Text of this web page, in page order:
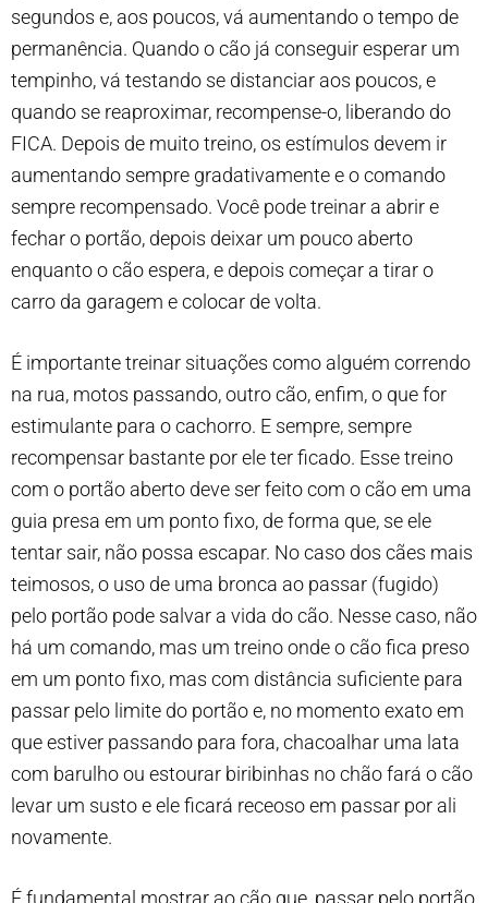
segundos e, aos poucos, vá aumentando o tempo de
permanência. Quando o cão já conseguir esperar um
tempinho, vá testando se distanciar aos poucos, e
quando se reaproximar, recompense-o, liberando do
FICA. Depois de muito treino, os estímulos devem ir
aumentando sempre gradativamente e o comando
sempre recompensado. Você pode treinar a abrir e
fechar o portão, depois deixar um pouco aberto
enquanto o cão espera, e depois começar a tirar o
carro da garagem e colocar de volta.
É importante treinar situações como alguém correndo
na rua, motos passando, outro cão, enfim, o que for
estimulante para o cachorro. E sempre, sempre
recompensar bastante por ele ter ficado. Esse treino
com o portão aberto deve ser feito com o cão em uma
guia presa em um ponto fixo, de forma que, se ele
tentar sair, não possa escapar. No caso dos cães mais
teimosos, o uso de uma bronca ao passar (fugido)
pelo portão pode salvar a vida do cão. Nesse caso, não
há um comando, mas um treino onde o cão fica preso
em um ponto fixo, mas com distância suficiente para
passar pelo limite do portão e, no momento exato em
que estiver passando para fora, chacoalhar uma lata
com barulho ou estourar biribinhas no chão fará o cão
levar um susto e ele ficará receoso em passar por ali
novamente.
É fundamental mostrar ao cão que, passar pelo portão